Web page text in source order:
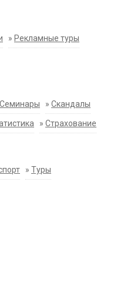
» Рекламные туры
Семинары » Скандалы
» Страхование
» Туры